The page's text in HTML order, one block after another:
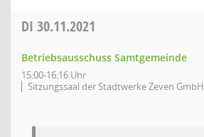
DI 30.11.2021
Betriebsausschuss Samtgemeinde
15:00-16:16 Uhr
Sitzungssaal der Stadtwerke Zeven GmbH